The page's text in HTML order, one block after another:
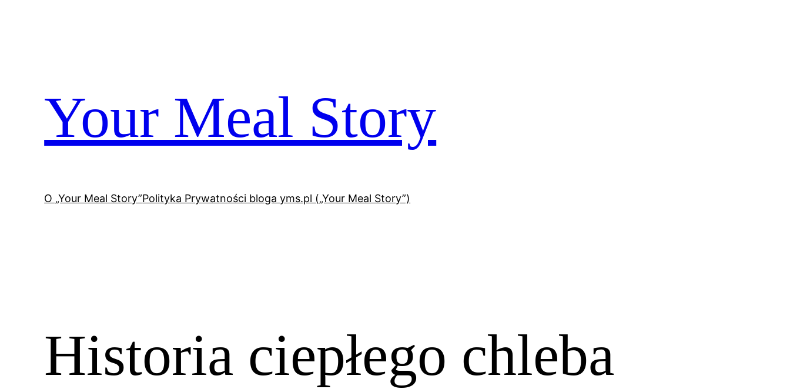
Your Meal Story
O „Your Meal Story”Polityka Prywatności bloga yms.pl („Your Meal Story”)
Historia ciepłego chleba